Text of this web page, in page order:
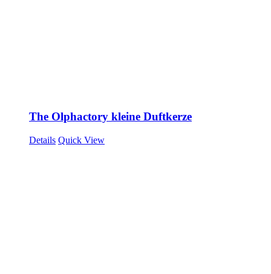
The Olphactory kleine Duftkerze
Details Quick View